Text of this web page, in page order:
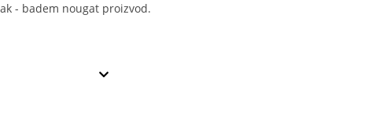
- badem nougat proizvod.